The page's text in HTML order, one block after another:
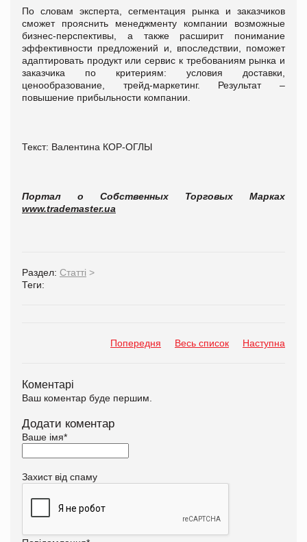
По словам эксперта, сегментация рынка и заказчиков
сможет прояснить менеджменту компании возможные
бизнес-перспективы, а также расширит понимание
эффективности предложений и, впоследствии, поможет
адаптировать продукт или сервис к требованиям рынка и
заказчика по критериям: условия доставки,
ценообразование, трейд-маркетинг. Результат –
повышение прибыльности компании.
Текст: Валентина КОР-ОГЛЫ
Портал о Собственных Торговых Марках
www.trademaster.ua
Раздел: Статті >
Теги:
Попередня Весь список Наступна
Коментарі
Ваш коментар буде першим.
Додати коментар
Ваше імя*
Захист від спаму